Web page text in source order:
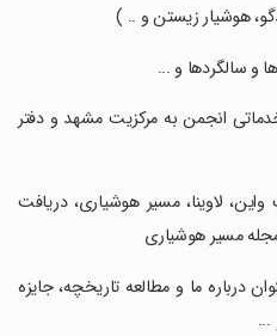
هوشیار زیستن و .. )
و سالگردها و ...
انجمن به مرکزیت مشهد و دفتر
لاوینا، مسیر هوشیاری، دریافت
مسیر هوشیاری
ما و مطالعه تاریخچه، جایزه
...